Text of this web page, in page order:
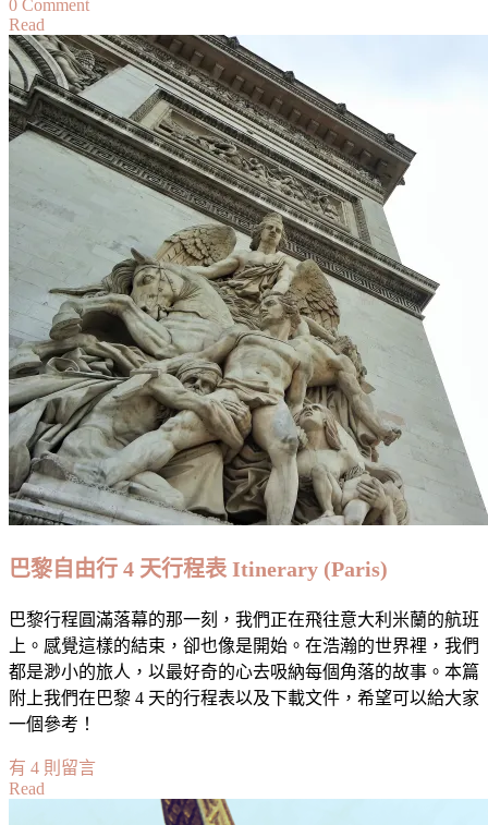
0 Comment
味】
旅
行
的
味
当
Taste
of
a
Journey:
McDonald’s
Read
巴黎自由行 4 天行程表 Itinerary (Paris)
巴黎行程圓滿落幕的那一刻，我們正在飛往意大利米蘭的航班
上。感覺這樣的結束，卻也像是開始。在浩瀚的世界裡，我們
都是渺小的旅人，以最好奇的心去吸納每個角落的故事。本篇
附上我們在巴黎 4 天的行程表以及下載文件，希望可以給大家
一個參考！
在
〈巴
有 4 則留言
Read